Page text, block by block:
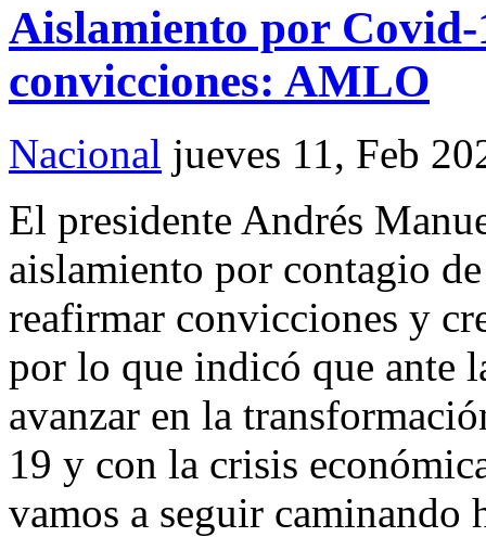
Aislamiento por
convicciones: AMLO
Nacional jueves 11, Feb
El presidente Andrés
aislamiento por contagio
reafirmar convicciones y
por lo que indicó que ante
avanzar en la
19 y con la crisis
vamos a seguir caminando